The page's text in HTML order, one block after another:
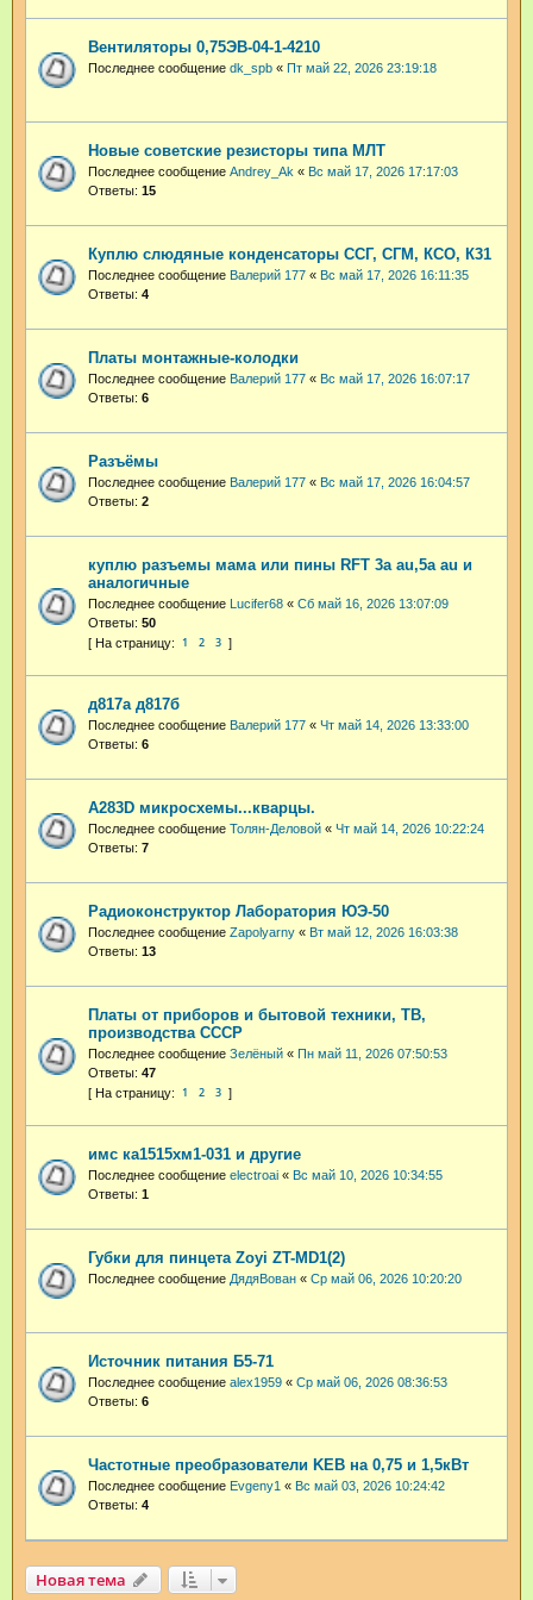
Вентиляторы 0,75ЭВ-04-1-4210
Последнее сообщение dk_spb « Пт май 22, 2026 23:19:18
Новые советские резисторы типа МЛТ
Последнее сообщение Andrey_Ak « Вс май 17, 2026 17:17:03
Ответы: 15
Куплю слюдяные конденсаторы ССГ, СГМ, КСО, К31
Последнее сообщение Валерий 177 « Вс май 17, 2026 16:11:35
Ответы: 4
Платы монтажные-колодки
Последнее сообщение Валерий 177 « Вс май 17, 2026 16:07:17
Ответы: 6
Разъёмы
Последнее сообщение Валерий 177 « Вс май 17, 2026 16:04:57
Ответы: 2
куплю разъемы мама или пины RFT 3a au,5a au и
аналогичные
Последнее сообщение Lucifer68 « Сб май 16, 2026 13:07:09
Ответы: 50
1 2 3
д817а д817б
Последнее сообщение Валерий 177 « Чт май 14, 2026 13:33:00
Ответы: 6
A283D микросхемы...кварцы.
Последнее сообщение Толян-Деловой « Чт май 14, 2026 10:22:24
Ответы: 7
Радиоконструктор Лаборатория ЮЭ-50
Последнее сообщение Zapolyarny « Вт май 12, 2026 16:03:38
Ответы: 13
Платы от приборов и бытовой техники, ТВ,
производства СССР
Последнее сообщение Зелёный « Пн май 11, 2026 07:50:53
Ответы: 47
1 2 3
имс ка1515хм1-031 и другие
Последнее сообщение electroai « Вс май 10, 2026 10:34:55
Ответы: 1
Губки для пинцета Zoyi ZT-MD1(2)
Последнее сообщение ДядяВован « Ср май 06, 2026 10:20:20
Источник питания Б5-71
Последнее сообщение аlex1959 « Ср май 06, 2026 08:36:53
Ответы: 6
Частотные преобразователи KEB на 0,75 и 1,5кВт
Последнее сообщение Evgeny1 « Вс май 03, 2026 10:24:42
Ответы: 4
Новая тема